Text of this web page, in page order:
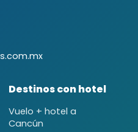
Destinos con hotel
Vuelo + hotel a
Cancún